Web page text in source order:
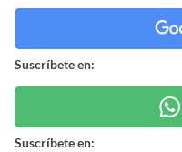
Suscríbete en:
Suscríbete en: